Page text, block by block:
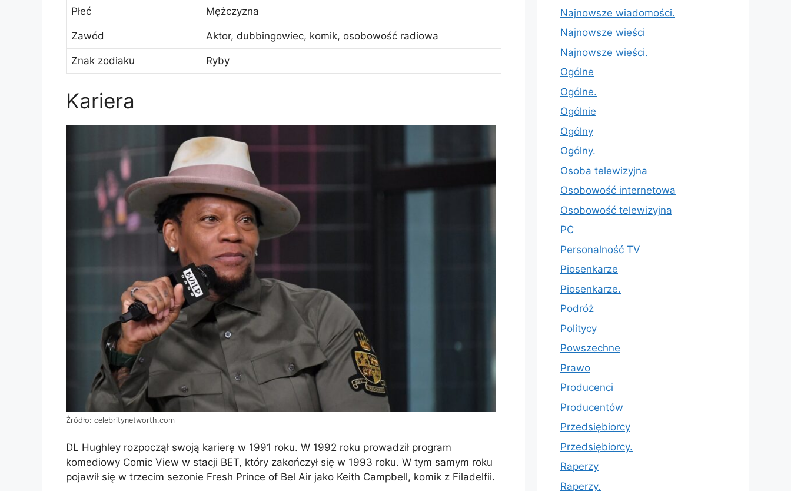
Płeć Mężczyzna
Zawód Aktor, dubbingowiec, komik, osobowość radiowa
Znak zodiaku Ryby
Kariera
Źródło: celebritynetworth.com
DL Hughley rozpoczął swoją karierę w 1991 roku. W 1992 roku prowadził program
komediowy Comic View w stacji BET, który zakończył się w 1993 roku. W tym samym roku
pojawił się w trzecim sezonie Fresh Prince of Bel Air jako Keith Campbell, komik z Filadelfii.
Najnowsze wiadomości.
Najnowsze wieści
Najnowsze wieści.
Ogólne
Ogólne.
Ogólnie
Ogólny
Ogólny.
Osoba telewizyjna
Osobowość internetowa
Osobowość telewizyjna
PC
Personalność TV
Piosenkarze
Piosenkarze.
Podróż
Politycy
Powszechne
Prawo
Producenci
Producentów
Przedsiębiorcy
Przedsiębiorcy.
Raperzy
Raperzy.